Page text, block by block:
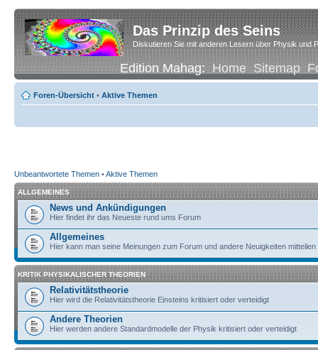
Das Prinzip des Seins
Diskutieren Sie mit anderen Lesern über Physik und
Edition Mahag:Home Sitemap
Foren-Übersicht • Aktive Themen
Unbeantwortete Themen •Aktive Themen
ALLGEMEINES
News und Ankündigungen
Hier findet ihr das Neueste rund ums Forum
Allgemeines
Hier kann man seine Meinungen zum Forum und andere Neuigkeiten mitteilen
KRITIK PHYSIKALISCHER THEORIEN
Relativitätstheorie
Hier wird die Relativitätstheorie Einsteins kritisiert oder verteidigt
Andere Theorien
Hier werden andere Standardmodelle der Physik kritisiert oder verteidigt